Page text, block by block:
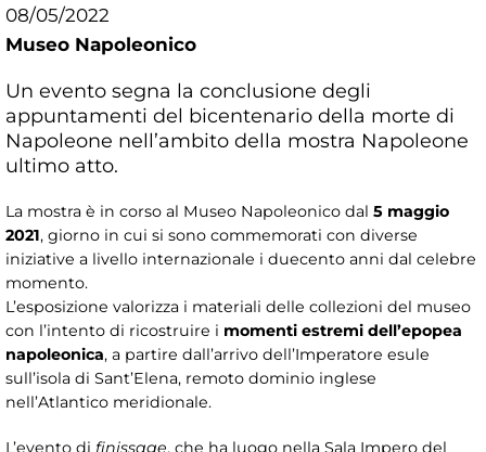
08/05/2022
Museo Napoleonico
Un evento segna la conclusione degli
appuntamenti del bicentenario della morte di
Napoleone nell’ambito della mostra Napoleone
ultimo atto.
La mostra è in corso al Museo Napoleonico dal 5 maggio
2021, giorno in cui si sono commemorati con diverse
iniziative a livello internazionale i duecento anni dal celebre
momento.
L’esposizione valorizza i materiali delle collezioni del museo
con l’intento di ricostruire i momenti estremi dell’epopea
napoleonica, a partire dall’arrivo dell’Imperatore esule
sull’isola di Sant’Elena, remoto dominio inglese
nell’Atlantico meridionale.